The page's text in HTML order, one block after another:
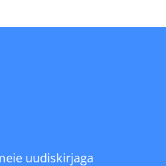
uudiskirjaga